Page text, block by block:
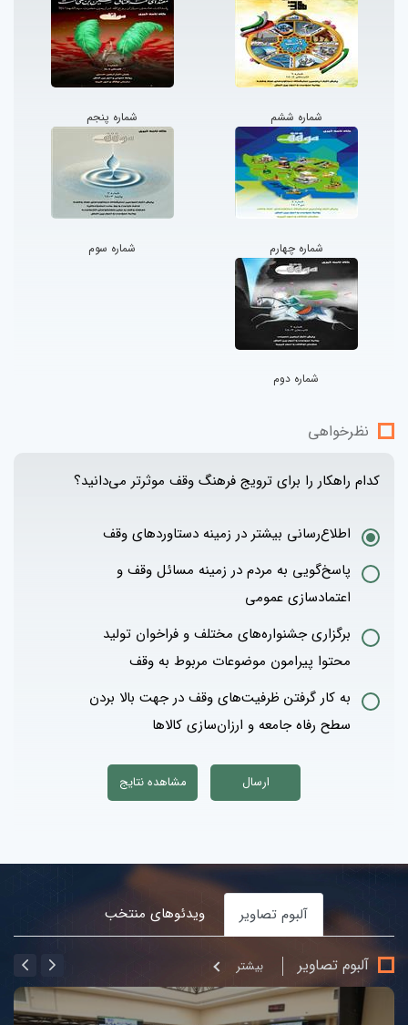
شماره ششم شماره پنجم
شماره چهارم شماره سوم
شماره دوم
نظرخواهی
کدام راهکار را برای ترویج فرهنگ وقف موثرتر می‌دانید؟
اطلاع‌رسانی بیشتر در زمینه دستاوردهای وقف
پاسخ‌گویی به مردم در زمینه مسائل وقف و
اعتمادسازی عمومی
برگزاری جشنواره‌های مختلف و فراخوان تولید
محتوا پیرامون موضوعات مربوط به وقف
به کار گرفتن ظرفیت‌های وقف در جهت بالا بردن
سطح رفاه جامعه و ارزان‌سازی کالاها
آلبوم تصاویر ویدئوهای منتخب
آلبوم تصاویر بيشتر